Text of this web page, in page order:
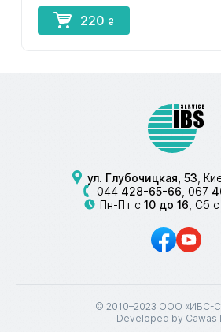
220 ₴
ул. Глубочицкая, 53 ,
044 428-65-66 067
Пн-Пт с 10 до 16 , Сб с
© 2010–2023 ООО «ИБС-
Developed by Cawas